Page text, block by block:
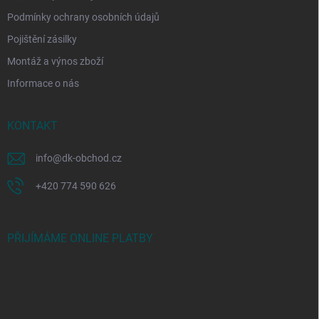
Podmínky ochrany osobních údajů
Pojištění zásilky
Montáž a výnos zboží
Informace o nás
KONTAKT
info@dk-obchod.cz
+420 774 590 626
PŘIJÍMÁME ONLINE PLATBY